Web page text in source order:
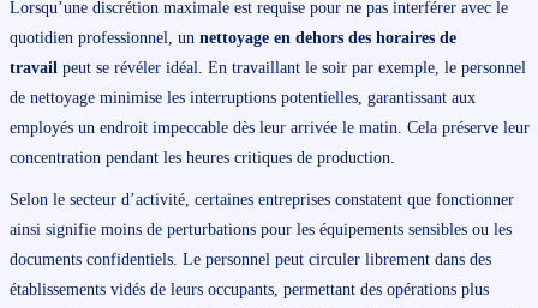
Lorsqu’une discrétion maximale est requise pour ne pas interférer avec le
quotidien professionnel, un nettoyage en dehors des horaires de
travail peut se révéler idéal. En travaillant le soir par exemple, le personnel
de nettoyage minimise les interruptions potentielles, garantissant aux
employés un endroit impeccable dès leur arrivée le matin. Cela préserve leur
concentration pendant les heures critiques de production.
Selon le secteur d’activité, certaines entreprises constatent que fonctionner
ainsi signifie moins de perturbations pour les équipements sensibles ou les
documents confidentiels. Le personnel peut circuler librement dans des
établissements vidés de leurs occupants, permettant des opérations plus